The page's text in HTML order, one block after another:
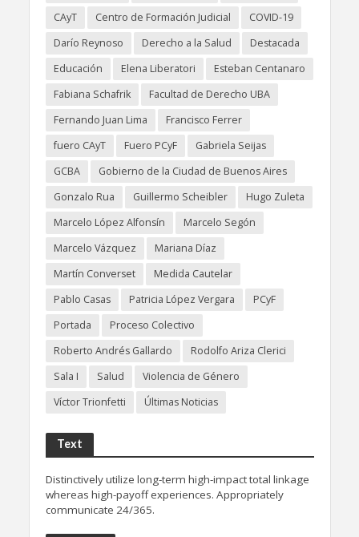
CAyT
Centro de Formación Judicial
COVID-19
Darío Reynoso
Derecho a la Salud
Destacada
Educación
Elena Liberatori
Esteban Centanaro
Fabiana Schafrik
Facultad de Derecho UBA
Fernando Juan Lima
Francisco Ferrer
fuero CAyT
Fuero PCyF
Gabriela Seijas
GCBA
Gobierno de la Ciudad de Buenos Aires
Gonzalo Rua
Guillermo Scheibler
Hugo Zuleta
Marcelo López Alfonsín
Marcelo Segón
Marcelo Vázquez
Mariana Díaz
Martín Converset
Medida Cautelar
Pablo Casas
Patricia López Vergara
PCyF
Portada
Proceso Colectivo
Roberto Andrés Gallardo
Rodolfo Ariza Clerici
Sala I
Salud
Violencia de Género
Víctor Trionfetti
Últimas Noticias
Text
Distinctively utilize long-term high-impact total linkage
whereas high-payoff experiences. Appropriately
communicate 24/365.